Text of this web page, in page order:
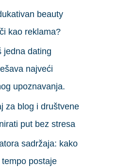
beauty
kao reklama?
jedna dating
najveći
upoznavanja.
za blog i društvene
put bez stresa
sadržaja: kako
postaje